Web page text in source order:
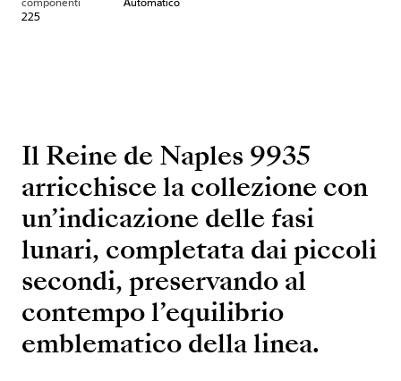
225
Il Reine de Naples 9935
arricchisce la collezione con
un’indicazione delle fasi
lunari, completata dai piccoli
secondi, preservando al
contempo l’equilibrio
emblematico della linea.